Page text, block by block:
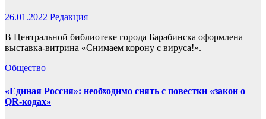
26.01.2022 Редакция
В Центральной библиотеке города Барабинска оформлена
выставка-витрина «Снимаем корону с вируса!».
Общество
«Единая Россия»: необходимо снять с повестки «закон о
QR-кодах»